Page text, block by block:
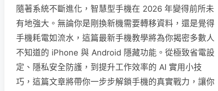
隨著系統不斷進化，智慧型手機在 2026 年變得前所未
有地強大。無論你是剛換新機需要轉移資料，還是覺得
手機耗電如流水，這篇最新手機教學將為你揭密多數人
不知道的 iPhone 與 Android 隱藏功能。從極致省電設
定、隱私安全防護，到提升工作效率的 AI 實用小技
巧，這篇文章將帶你一步步解鎖手機的真實戰力，讓你